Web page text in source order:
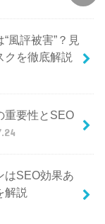
風評被害”？見
クを徹底解説
重要性とSEO
はSEO効果あ
解説